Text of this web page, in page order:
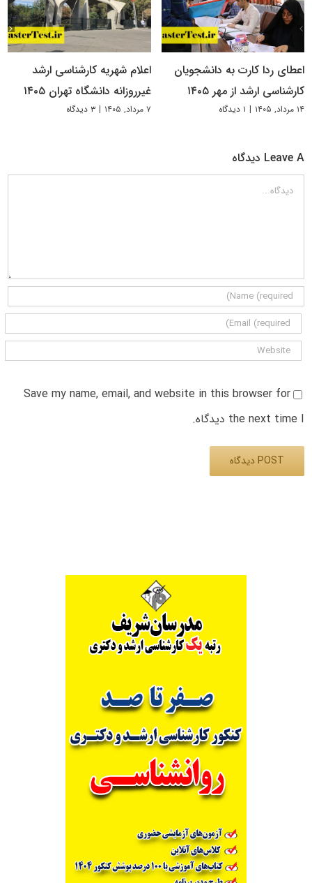
اعطای ردا کارت به دانشجویان
کارشناسی ارشد از مهر ۱۴۰۵
۱۴ مرداد, ۱۴۰۵ | ۱ دیدگاه
اعلام شهریه کارشناسی ارشد
غیرروزانه دانشگاه تهران ۱۴۰۵
۷ مرداد, ۱۴۰۵ | ۳ دیدگاه
Leave A دیدگاه
دیدگاه
Save my name, email, and website in this browser for
the next time I دیدگاه.